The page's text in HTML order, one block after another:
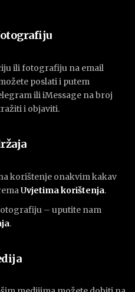
ili fotografiju na email
poslati i putem
ili iMessage na broj
i objaviti.
korištenje onakvim kakav
Uvjetima korištenja.
– uputite nam
.